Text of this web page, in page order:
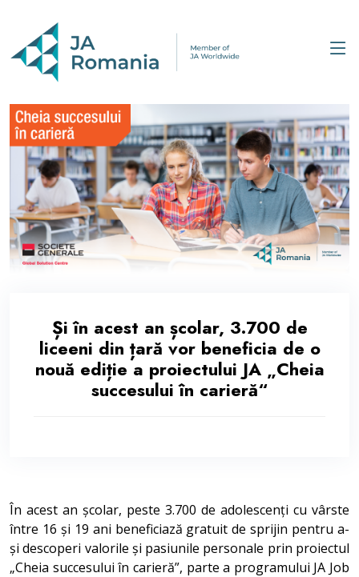
Și în acest an școlar, 3.700 de
liceeni din țară vor beneficia de o
nouă ediție a proiectului JA „Cheia
succesului în carieră“
În acest an școlar, peste 3.700 de adolescenți cu vârste
între 16 și 19 ani beneficiază gratuit de sprijin pentru a-
și descoperi valorile și pasiunile personale prin proiectul
„Cheia succesului în carieră”, parte a programului JA Job